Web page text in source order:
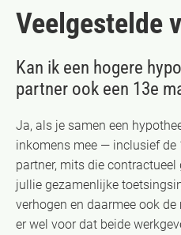
Veelgestelde
Kan ik een hogere
partner ook een 13e
Ja, als je samen een
inkomens mee — inclusief
partner, mits die
jullie gezamenlijke
verhogen en daarmee ook
er wel voor dat beide